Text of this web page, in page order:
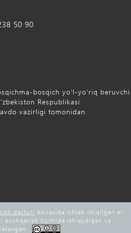
50 90
bosqich yo‘l-yo‘riq beruvchi
Respublikasi
vazirligi tomonidan
dasturi doirasida ishlab chiqilgan e-
boshqarish tizimida ishlaydigan va